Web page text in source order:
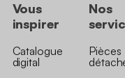
Vous
inspirer
Catalogue
digital
Nos
Pièces